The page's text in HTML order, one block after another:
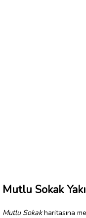
Mutlu Sokak
Mutlu Sokakharitasına